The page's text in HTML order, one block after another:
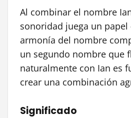
Al combinar el nombre
sonoridad juega un papel
armonía del nombre
un segundo nombre que
naturalmente con Ian es
crear una combinación
Significado